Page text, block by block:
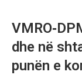
dhe në
punën e